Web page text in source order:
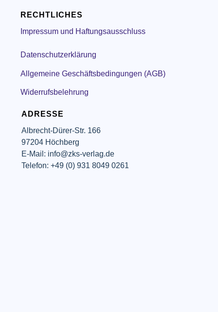
ADRESSE
Albrecht-Dürer-Str. 166
97204 Höchberg
E-Mail: info@zks-verlag.de
Telefon: +49 (0) 931 8049 0261
RECHTLICHES
Impressum und Haftungsausschluss
Datenschutzerklärung
Allgemeine Geschäftsbedingungen (AGB)
Widerrufsbelehrung